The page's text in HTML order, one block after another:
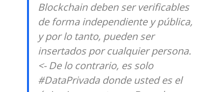
Blockchain deben ser verificables
de forma independiente y pública,
y por lo tanto, pueden ser
insertados por cualquier persona.
<- De lo contrario, es solo
#DataPrivada donde usted es el